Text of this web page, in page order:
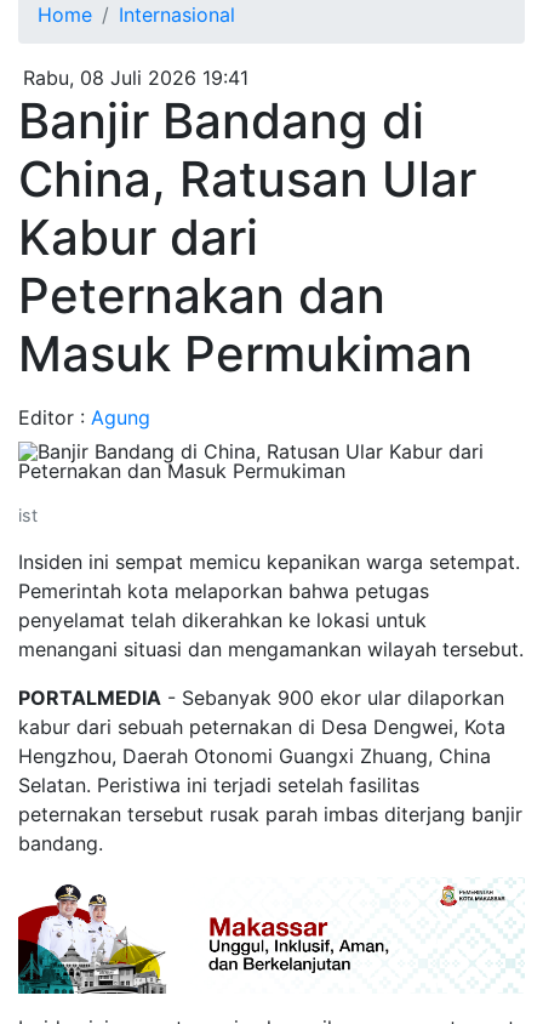
Home Internasional
Rabu, 08 Juli 2026 19:41
Banjir Bandang di
China, Ratusan Ular
Kabur dari
Peternakan dan
Masuk Permukiman
Editor : Agung
ist
Insiden ini sempat memicu kepanikan warga setempat.
Pemerintah kota melaporkan bahwa petugas
penyelamat telah dikerahkan ke lokasi untuk
menangani situasi dan mengamankan wilayah tersebut.
PORTALMEDIA - Sebanyak 900 ekor ular dilaporkan
kabur dari sebuah peternakan di Desa Dengwei, Kota
Hengzhou, Daerah Otonomi Guangxi Zhuang, China
Selatan. Peristiwa ini terjadi setelah fasilitas
peternakan tersebut rusak parah imbas diterjang banjir
bandang.